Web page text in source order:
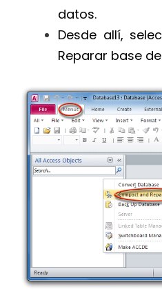
datos.
Desde allí,
Reparar base